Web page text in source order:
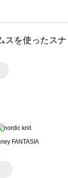
スを使ったスナ